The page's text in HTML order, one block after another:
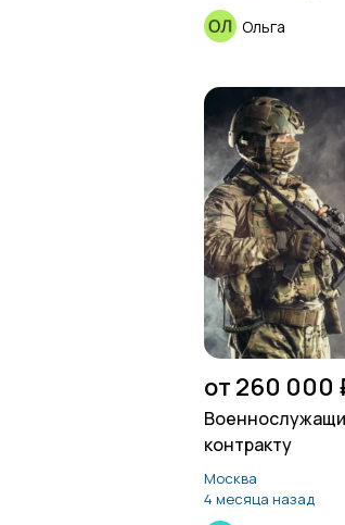
Ольга
от 260 000
контракту
Москва
4 месяца назад